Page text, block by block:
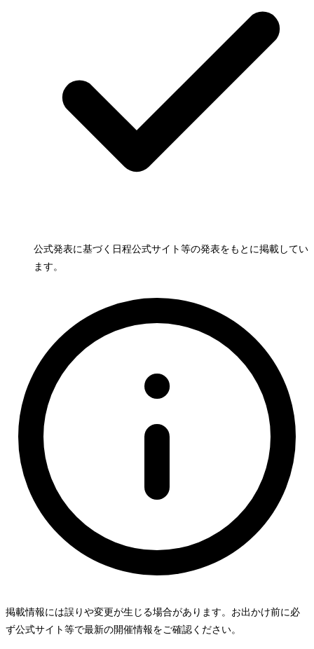
公式発表に基づく日程公式サイト等の発表をもとに掲載してい
ます。
掲載情報には誤りや変更が生じる場合があります。お出かけ前に必
ず公式サイト等で最新の開催情報をご確認ください。